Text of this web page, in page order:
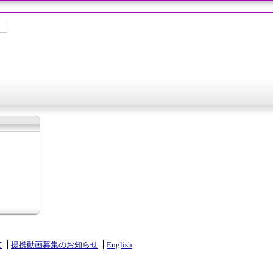
提携動画募集のお知らせ English